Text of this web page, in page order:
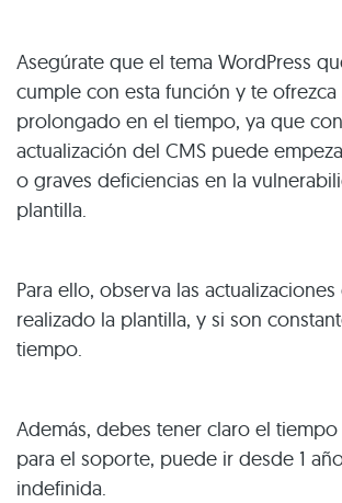
Asegúrate que el tema WordPress
cumple con esta función y te
prolongado en el tiempo, ya que
actualización del CMS puede
o graves deficiencias en la
plantilla.
Para ello, observa las
realizado la plantilla, y si son
tiempo.
Además, debes tener claro el
para el soporte, puede ir desde 1
indefinida.